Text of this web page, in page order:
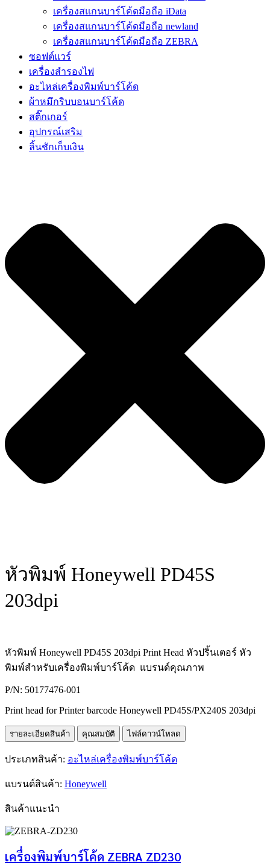
เครื่องสแกนบาร์โค้ดมือถือ iData
เครื่องสแกนบาร์โค้ดมือถือ newland
เครื่องสแกนบาร์โค้ดมือถือ ZEBRA
ซอฟต์แวร์
เครื่องสำรองไฟ
อะไหล่เครื่องพิมพ์บาร์โค้ด
ผ้าหมึกริบบอนบาร์โค้ด
สติ๊กเกอร์
อุปกรณ์เสริม
ลิ้นชักเก็บเงิน
หัวพิมพ์ Honeywell PD45S
203dpi
หัวพิมพ์ Honeywell PD45S 203dpi Print Head หัวปริ้นเตอร์ หัว
พิมพ์สำหรับเครื่องพิมพ์บาร์โค้ด แบรนด์คุณภาพ
P/N: 50177476-001
Print head for Printer barcode Honeywell PD45S/PX240S 203dpi
รายละเอียดสินค้า คุณสมบัติ ไฟล์ดาวน์โหลด
ประเภทสินค้า: อะไหล่เครื่องพิมพ์บาร์โค้ด
แบรนด์สินค้า: Honeywell
สินค้าแนะนำ
เครื่องพิมพ์บาร์โค้ด ZEBRA ZD230